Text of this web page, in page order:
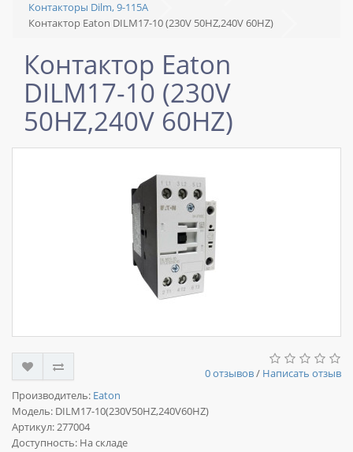
Контакторы Dilm, 9-115A
Контактор Eaton DILM17-10 (230V 50HZ,240V 60HZ)
Контактор Eaton
DILM17-10 (230V
50HZ,240V 60HZ)
0 отзывов/ Написать отзыв
Производитель: Eaton
Модель: DILM17-10(230V50HZ,240V60HZ)
Артикул: 277004
Доступность: На складе